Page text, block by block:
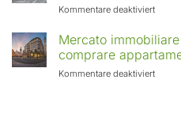
Europa:
in
Kommentare deaktiviertfür
casa
a
con
Mercato
comprare
Kommentare deaktiviertfür